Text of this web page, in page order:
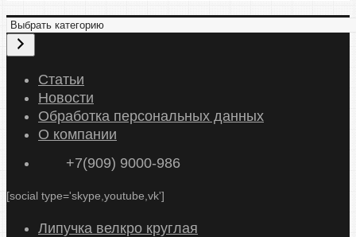
В
б
е
Статьи
Новости
Обработка персональных данных
О компании
+7(909) 9000-986
[social type='skype,youtube,vk']
Липучка велкро круглая